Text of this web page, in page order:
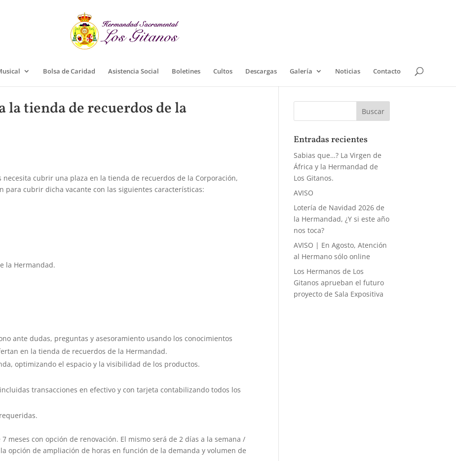
Bolsa de Caridad Asistencia Social Boletines Cultos Descargas Galería Noticias Contacto
la tienda de recuerdos de la
necesita cubrir una plaza en la tienda de recuerdos de la Corporación,
para cubrir dicha vacante con las siguientes características:
la Hermandad.
ante dudas, preguntas y asesoramiento usando los conocimientos
en la tienda de recuerdos de la Hermandad.
optimizando el espacio y la visibilidad de los productos.
transacciones en efectivo y con tarjeta contabilizando todos los
meses con opción de renovación. El mismo será de 2 días a la semana /
opción de ampliación de horas en función de la demanda y volumen de
Entradas recientes
Sabias que…? La Virgen de
África y la Hermandad de
Los Gitanos.
AVISO
Lotería de Navidad 2026 de
la Hermandad, ¿Y si este año
nos toca?
AVISO | En Agosto, Atención
al Hermano sólo online
Los Hermanos de Los
Gitanos aprueban el futuro
proyecto de Sala Expositiva